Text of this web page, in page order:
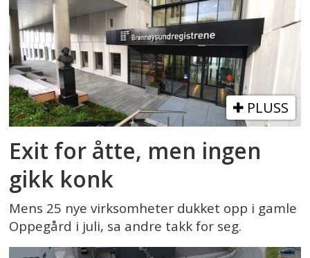
PLUSS
Exit for åtte, men ingen
gikk konk
Mens 25 nye virksomheter dukket opp i gamle
Oppegård i juli, sa andre takk for seg.